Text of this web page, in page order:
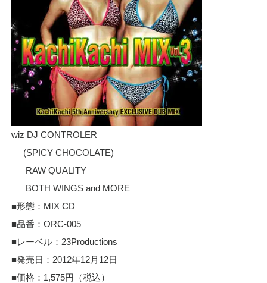
wiz DJ CONTROLER
(SPICY CHOCOLATE)
RAW QUALITY
BOTH WINGS and MORE
■形態：MIX CD
■品番：ORC-005
■レーベル：23Productions
■発売日：2012年12月12日
■価格：1,575円（税込）